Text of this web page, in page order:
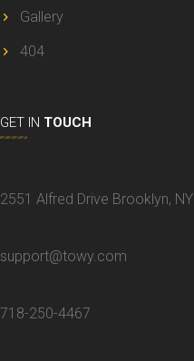
Gallery
404
GET IN TOUCH
2551 Alfred Drive Brooklyn, NY
support@towy.com
718-250-4467